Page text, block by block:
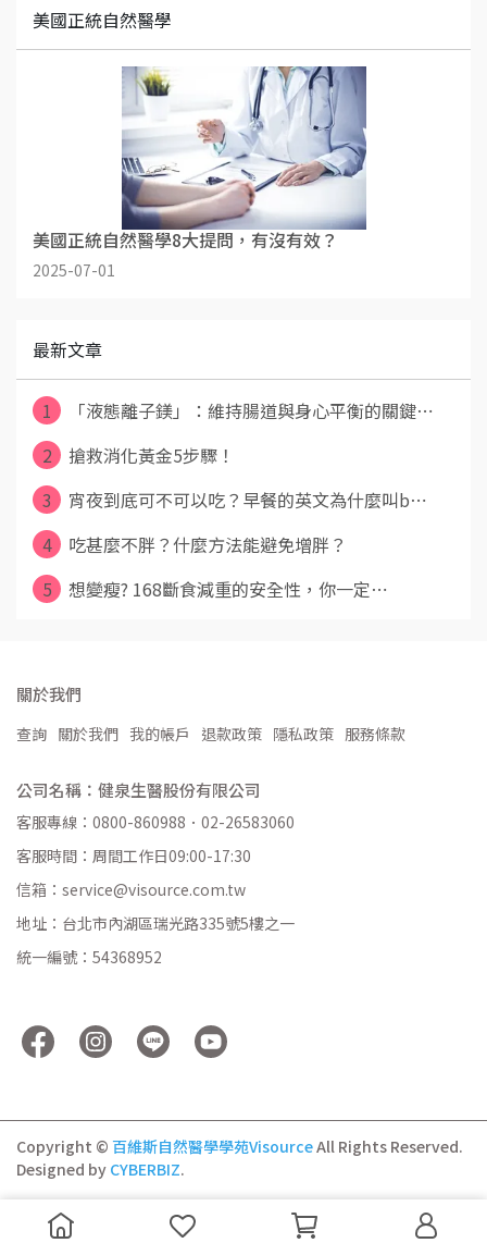
美國正統自然醫學
美國正統自然醫學8大提問，有沒有效？
2025-07-01
最新文章
1
「液態離子鎂」：維持腸道與身心平衡的關鍵⋯
2
搶救消化黃金5步驟！
3
宵夜到底可不可以吃？早餐的英文為什麼叫b⋯
4
吃甚麼不胖？什麼方法能避免增胖？
5
想變瘦? 168斷食減重的安全性，你一定⋯
關於我們
查詢 關於我們 我的帳戶 退款政策 隱私政策 服務條款
公司名稱：健泉生醫股份有限公司
客服專線：0800-860988．02-26583060
客服時間：周間工作日09:00-17:30
信箱：service@visource.com.tw
地址：台北市內湖區瑞光路335號5樓之一
統一編號：54368952
Copyright © 百維斯自然醫學學苑VisourceAll Rights Reserved.
Designed by CYBERBIZ.